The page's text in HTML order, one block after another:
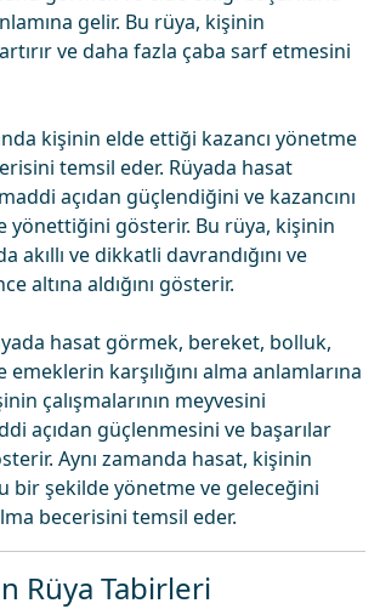
gelir. Bu rüya, kişinin
ve daha fazla çaba sarf etmesini
kişinin elde ettiği kazancı yönetme
temsil eder. Rüyada hasat
açıdan güçlendiğini ve kazancını
yönettiğini gösterir. Bu rüya, kişinin
akıllı ve dikkatli davrandığını ve
altına aldığını gösterir.
hasat görmek, bereket, bolluk,
emeklerin karşılığını alma anlamlarına
çalışmalarının meyvesini
açıdan güçlenmesini ve başarılar
Aynı zamanda hasat, kişinin
bir şekilde yönetme ve geleceğini
becerisini temsil eder.
Rüya Tabirleri